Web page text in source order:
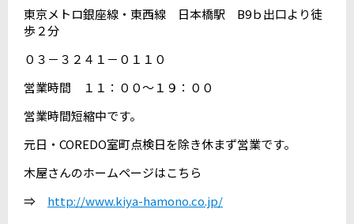
東京メトロ銀座線・東西線 日本橋駅 B9ｂ出口より徒
歩２分
０３－３２４１－０１１０
営業時間 １１：００～１９：００
営業時間短縮中です。
元日・COREDO室町点検日を除き休まず営業です。
木屋さんのホームページはこちら
⇒ http://www.kiya-hamono.co.jp/